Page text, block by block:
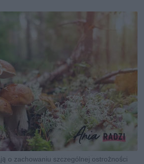
o zachowaniu szczególnej ostrożności